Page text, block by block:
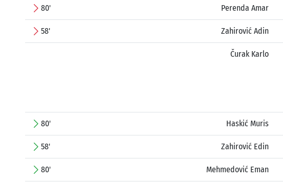
80' Perenda Amar
58' Zahirović Adin
Čurak Karlo
80' Haskić Muris
58' Zahirović Edin
80' Mehmedović Eman